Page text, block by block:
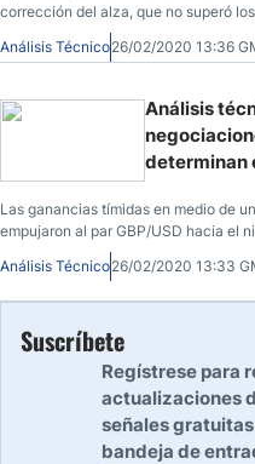
corrección del alza, que no superó
1.0870 al momento de escribir este
Análisis Técnico26/02/2020 13:36
Análisis
determinan
Las ganancias tímidas en medio de
empujaron al par GBP/USD hacia el
la jornada de ayer, antes de
de escribir este artículo.
Análisis Técnico26/02/2020 13:33
Suscríbete
Regístrese para
actualizaciones
señales
bandeja de